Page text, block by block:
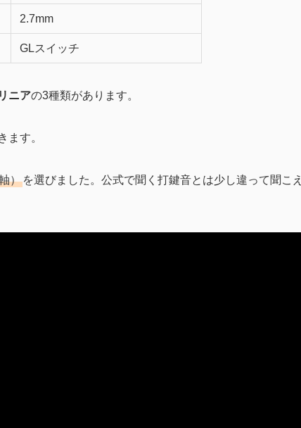
2.7mm
GLスイッチ
ニアの3種類があります。
ます。
） を選びました。公式で聞く打鍵音とは少し違って聞こえ